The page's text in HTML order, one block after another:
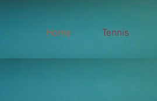
Home Tennis